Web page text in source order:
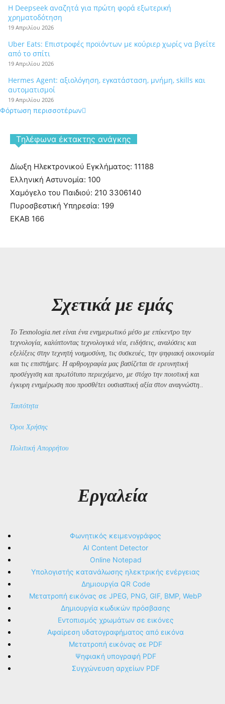
Η Deepseek αναζητά για πρώτη φορά εξωτερική
χρηματοδότηση
19 Απριλίου 2026
Uber Eats: Επιστροφές προϊόντων με κούριερ χωρίς να βγείτε
από το σπίτι
19 Απριλίου 2026
Hermes Agent: αξιολόγηση, εγκατάσταση, μνήμη, skills και
αυτοματισμοί
19 Απριλίου 2026
Φόρτωση περισσοτέρων
Tηλέφωνα έκτακτης ανάγκης
Δίωξη Ηλεκτρονικού Εγκλήματος: 11188
Ελληνική Αστυνομία: 100
Χαμόγελο του Παιδιού: 210 3306140
Πυροσβεστική Υπηρεσία: 199
ΕΚΑΒ 166
Σχετικά με εμάς
Το Texnologia.net είναι ένα ενημερωτικό μέσο με επίκεντρο την
τεχνολογία, καλύπτοντας τεχνολογικά νέα, ειδήσεις, αναλύσεις και
εξελίξεις στην τεχνητή νοημοσύνη, τις συσκευές, την ψηφιακή οικονομία
και τις επιστήμες. Η αρθρογραφία μας βασίζεται σε ερευνητική
προσέγγιση και πρωτότυπο περιεχόμενο, με στόχο την ποιοτική και
έγκυρη ενημέρωση που προσθέτει ουσιαστική αξία στον αναγνώστη..
Ταυτότητα
Όροι Χρήσης
Πολιτική Απορρήτου
Εργαλεία
Φωνητικός κειμενογράφος
AI Content Detector
Online Notepad
Υπολογιστής κατανάλωσης ηλεκτρικής ενέργειας
Δημιουργία QR Code
Μετατροπή εικόνας σε JPEG, PNG, GIF, BMP, WebP
Δημιουργία κωδικών πρόσβασης
Εντοπισμός χρωμάτων σε εικόνες
Αφαίρεση υδατογραφήματος από εικόνα
Μετατροπή εικόνας σε PDF
Ψηφιακή υπογραφή PDF
Συγχώνευση αρχείων PDF